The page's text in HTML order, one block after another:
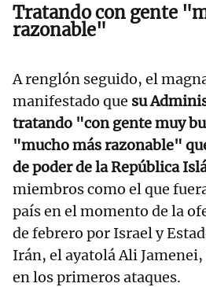
Tratando con gente
razonable"
A renglón seguido, el
manifestado que su
tratando "con gente muy
"mucho más razonable"
de poder de la República
miembros como el que
país en el momento de la
de febrero por Israel y
Irán, el ayatolá Ali
en los primeros ataques.